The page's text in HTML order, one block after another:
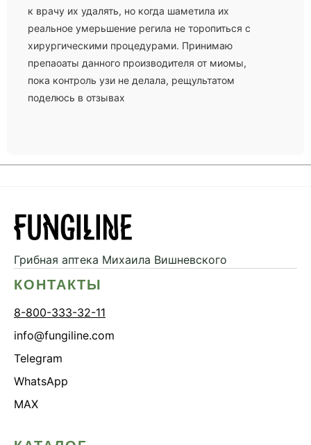
к врачу их удалять, но когда шаметила их
реальное умерьшение регила не торопиться с
хирургическими процедурами. Принимаю
препаоаты данного производителя от миомы,
пока контроль узи не делала, рещультатом
поделюсь в отзывах
Грибная аптека Михаила Вишневского
КОНТАКТЫ
8-800-333-32-11
info@fungiline.com
Telegram
WhatsApp
MAX